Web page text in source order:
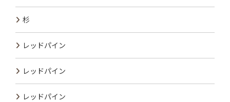
杉
レッドパイン
レッドパイン
レッドパイン